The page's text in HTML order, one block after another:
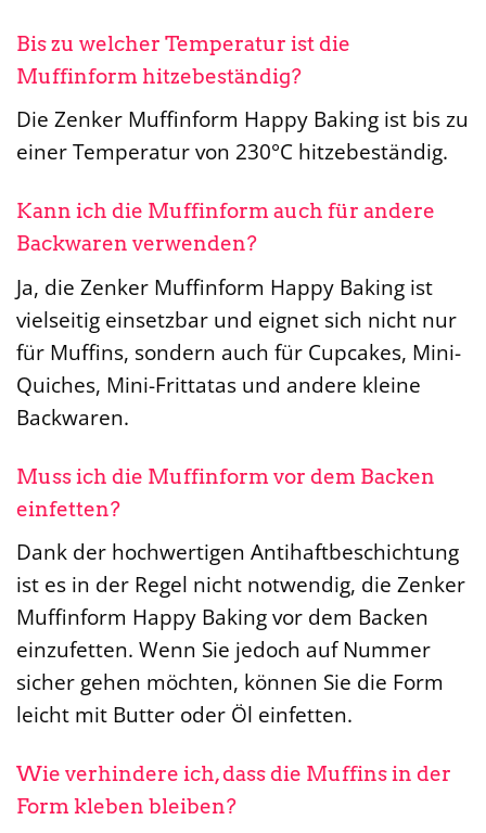
Bis zu welcher Temperatur ist die
Muffinform hitzebeständig?
Die Zenker Muffinform Happy Baking ist bis zu
einer Temperatur von 230°C hitzebeständig.
Kann ich die Muffinform auch für andere
Backwaren verwenden?
Ja, die Zenker Muffinform Happy Baking ist
vielseitig einsetzbar und eignet sich nicht nur
für Muffins, sondern auch für Cupcakes, Mini-
Quiches, Mini-Frittatas und andere kleine
Backwaren.
Muss ich die Muffinform vor dem Backen
einfetten?
Dank der hochwertigen Antihaftbeschichtung
ist es in der Regel nicht notwendig, die Zenker
Muffinform Happy Baking vor dem Backen
einzufetten. Wenn Sie jedoch auf Nummer
sicher gehen möchten, können Sie die Form
leicht mit Butter oder Öl einfetten.
Wie verhindere ich, dass die Muffins in der
Form kleben bleiben?